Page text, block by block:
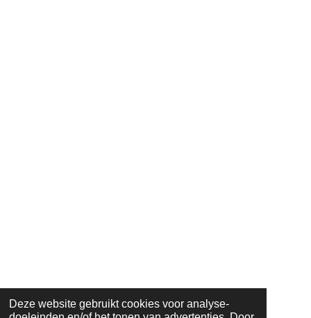
Deze website gebruikt cookies voor analyse-